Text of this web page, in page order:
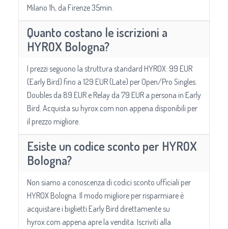
Milano 1h, da Firenze 35min.
Quanto costano le iscrizioni a
HYROX Bologna?
I prezzi seguono la struttura standard HYROX: 99 EUR
(Early Bird) fino a 129 EUR (Late) per Open/Pro Singles.
Doubles da 89 EUR e Relay da 79 EUR a persona in Early
Bird. Acquista su hyrox.com non appena disponibili per
il prezzo migliore.
Esiste un codice sconto per HYROX
Bologna?
Non siamo a conoscenza di codici sconto ufficiali per
HYROX Bologna. Il modo migliore per risparmiare è
acquistare i biglietti Early Bird direttamente su
hyrox.com appena apre la vendita. Iscriviti alla